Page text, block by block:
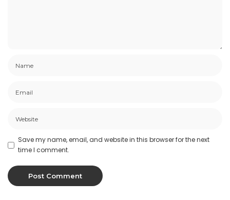
Save my name, email, and website in this browser for the next
time I comment.